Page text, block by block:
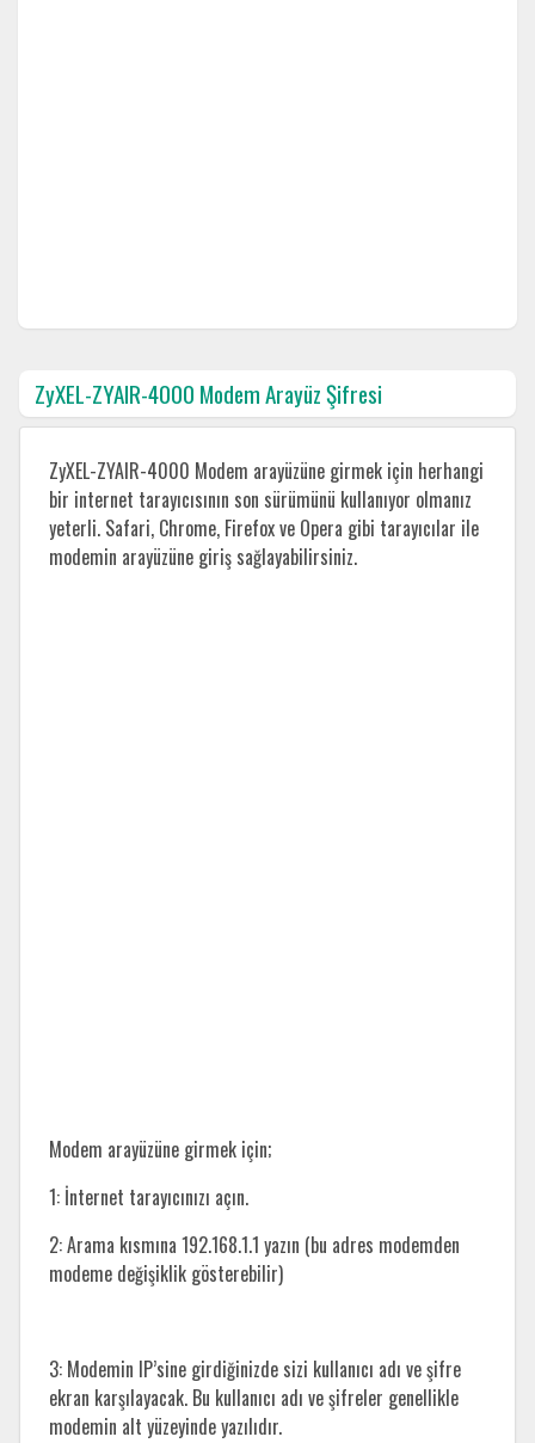
ZyXEL-ZYAIR-4000 Modem Arayüz Şifresi
ZyXEL-ZYAIR-4000 Modem arayüzüne girmek için herhangi
bir internet tarayıcısının son sürümünü kullanıyor olmanız
yeterli. Safari, Chrome, Firefox ve Opera gibi tarayıcılar ile
modemin arayüzüne giriş sağlayabilirsiniz.
Modem arayüzüne girmek için;
1: İnternet tarayıcınızı açın.
2: Arama kısmına 192.168.1.1 yazın (bu adres modemden
modeme değişiklik gösterebilir)
3: Modemin IP’sine girdiğinizde sizi kullanıcı adı ve şifre
ekran karşılayacak. Bu kullanıcı adı ve şifreler genellikle
modemin alt yüzeyinde yazılıdır.